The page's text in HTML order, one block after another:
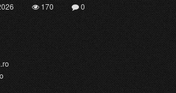
170 0